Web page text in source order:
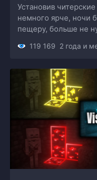
Установив
немного ярче, ночи
пещеру, больше не
119 169 2 года и